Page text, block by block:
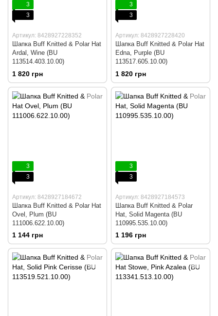
3
3
Артикул: 8428927228352
Шапка Buff Knitted & Polar Hat
Ardal, Wine (BU
113514.403.10.00)
1 820 грн
3
3
Артикул: 8428927228420
Шапка Buff Knitted & Polar Hat
Edna, Purple (BU
113517.605.10.00)
1 820 грн
3
3
Артикул: 8428927184672
Шапка Buff Knitted & Polar Hat
Ovel, Plum (BU
111006.622.10.00)
1 144 грн
3
3
Артикул: 8428927184573
Шапка Buff Knitted & Polar
Hat, Solid Magenta (BU
110995.535.10.00)
1 196 грн